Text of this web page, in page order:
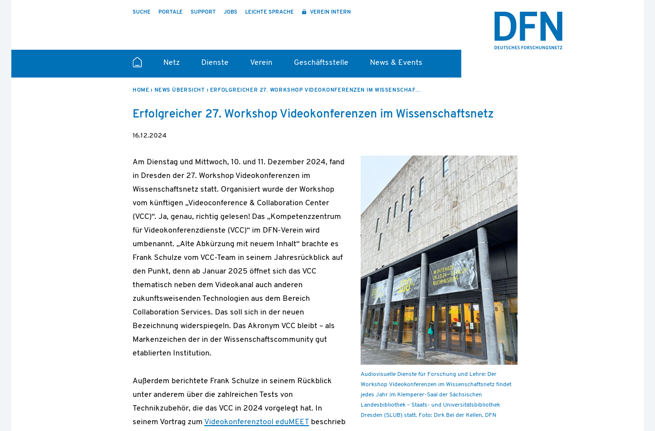
SUCHE PORTALE SUPPORT JOBS LEICHTE SPRACHE VEREIN INTERN
Netz Dienste Verein Geschäftsstelle News & Events
HOME NEWS ÜBERSICHT ERFOLGREICHER 27. WORKSHOP VIDEOKONFERENZEN IM WISSENSCHAFTSNETZ
Erfolgreicher 27. Workshop Videokonferenzen im Wissenschaftsnetz
16.12.2024
Audiovisuelle Dienste für Forschung und Lehre: Der
Workshop Videokonferenzen im Wissenschaftsnetz findet
jedes Jahr im Klemperer-Saal der Sächsischen
Landesbibliothek – Staats- und Universitätsbibliothek
Dresden (SLUB) statt. Foto: Dirk Bei der Kellen, DFN
Am Dienstag und Mittwoch, 10. und 11. Dezember 2024, fand
in Dresden der 27. Workshop Videokonferenzen im
Wissenschaftsnetz statt. Organisiert wurde der Workshop
vom künftigen „Videoconference & Collaboration Center
(VCC)“. Ja, genau, richtig gelesen! Das „Kompetenzzentrum
für Videokonferenzdienste (VCC)“ im DFN-Verein wird
umbenannt. „Alte Abkürzung mit neuem Inhalt“ brachte es
Frank Schulze vom VCC-Team in seinem Jahresrückblick auf
den Punkt, denn ab Januar 2025 öffnet sich das VCC
thematisch neben dem Videokanal auch anderen
zukunftsweisenden Technologien aus dem Bereich
Collaboration Services. Das soll sich in der neuen
Bezeichnung widerspiegeln. Das Akronym VCC bleibt – als
Markenzeichen der in der Wissenschaftscommunity gut
etablierten Institution.
Außerdem berichtete Frank Schulze in seinem Rückblick
unter anderem über die zahlreichen Tests von
Technikzubehör, die das VCC in 2024 vorgelegt hat. In
seinem Vortrag zum Videokonferenztool eduMEET beschrieb